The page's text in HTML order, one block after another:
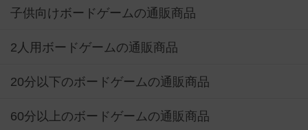
子供向けボードゲームの通販商品
2人用ボードゲームの通販商品
20分以下のボードゲームの通販商品
60分以上のボードゲームの通販商品